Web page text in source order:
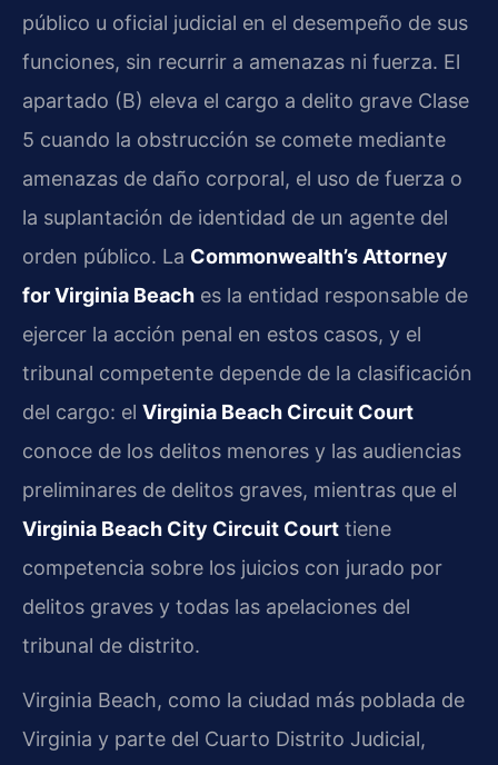
público u oficial judicial en el desempeño de sus
funciones, sin recurrir a amenazas ni fuerza. El
apartado (B) eleva el cargo a delito grave Clase
5 cuando la obstrucción se comete mediante
amenazas de daño corporal, el uso de fuerza o
la suplantación de identidad de un agente del
orden público. La Commonwealth’s Attorney
for Virginia Beach es la entidad responsable de
ejercer la acción penal en estos casos, y el
tribunal competente depende de la clasificación
del cargo: el Virginia Beach Circuit Court
conoce de los delitos menores y las audiencias
preliminares de delitos graves, mientras que el
Virginia Beach City Circuit Court tiene
competencia sobre los juicios con jurado por
delitos graves y todas las apelaciones del
tribunal de distrito.
Virginia Beach, como la ciudad más poblada de
Virginia y parte del Cuarto Distrito Judicial,